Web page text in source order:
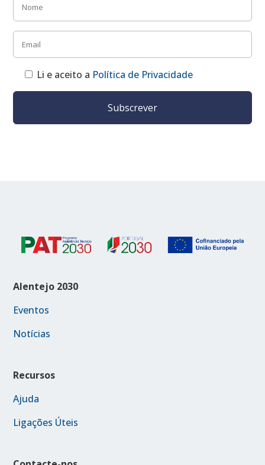
Li e aceito a Política de Privacidade
Alentejo 2030
Eventos
Notícias
Recursos
Ajuda
Ligações Úteis